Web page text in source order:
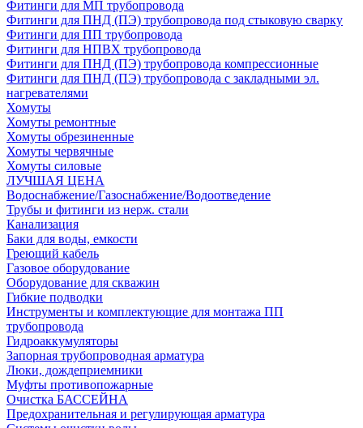
Фитинги для МП трубопровода
Фитинги для ПНД (ПЭ) трубопровода под стыковую сварку
Фитинги для ПП трубопровода
Фитинги для НПВХ трубопровода
Фитинги для ПНД (ПЭ) трубопровода компрессионные
Фитинги для ПНД (ПЭ) трубопровода с закладными эл.
нагревателями
Хомуты
Хомуты ремонтные
Хомуты обрезиненные
Хомуты червячные
Хомуты силовые
ЛУЧШАЯ ЦЕНА
Водоснабжение/Газоснабжение/Водоотведение
Трубы и фитинги из нерж. стали
Канализация
Баки для воды, емкости
Греющий кабель
Газовое оборудование
Оборудование для скважин
Гибкие подводки
Инструменты и комплектующие для монтажа ПП
трубопровода
Гидроаккумуляторы
Запорная трубопроводная арматура
Люки, дождеприемники
Муфты противопожарные
Очистка БАССЕЙНА
Предохранительная и регулирующая арматура